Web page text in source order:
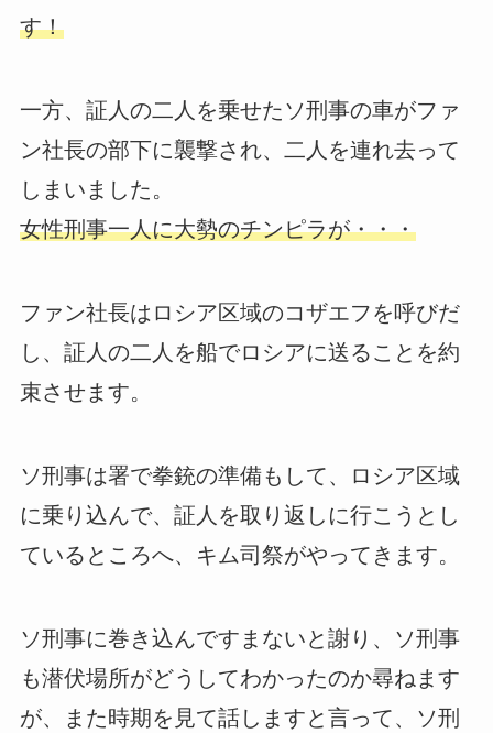
す！
一方、証人の二人を乗せたソ刑事の車がファ
ン社長の部下に襲撃され、二人を連れ去って
しまいました。
女性刑事一人に大勢のチンピラが・・・
ファン社長はロシア区域のコザエフを呼びだ
し、証人の二人を船でロシアに送ることを約
束させます。
ソ刑事は署で拳銃の準備もして、ロシア区域
に乗り込んで、証人を取り返しに行こうとし
ているところへ、キム司祭がやってきます。
ソ刑事に巻き込んですまないと謝り、ソ刑事
も潜伏場所がどうしてわかったのか尋ねます
が、また時期を見て話しますと言って、ソ刑